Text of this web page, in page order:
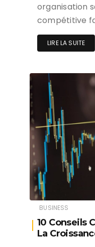
organisation
compétitive
LIRE LA SUITE
BUSINESS
10 Conseils
La